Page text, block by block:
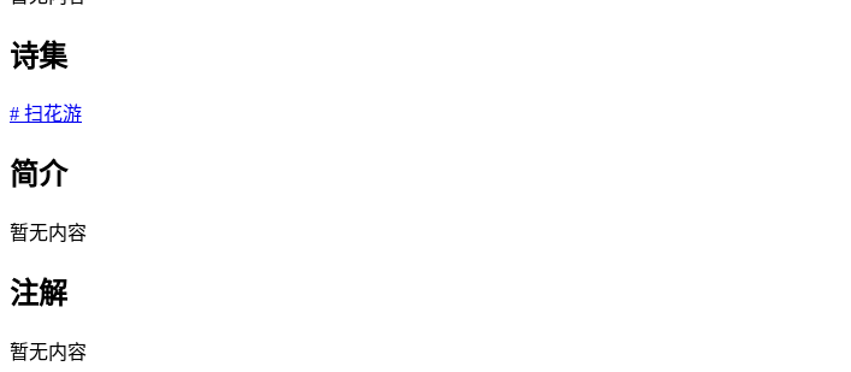
诗集
# 扫花游
简介
暂无内容
注解
暂无内容